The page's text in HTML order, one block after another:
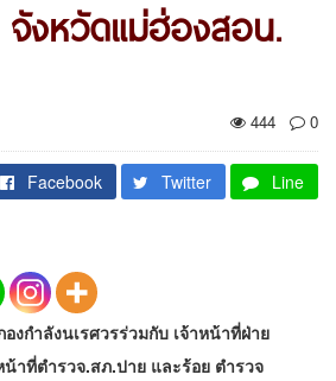
งหวัดแม่ฮ่องสอน.
444
0
Facebook Twitter Line
งกำลังนเรศวรร่วมกับ เจ้าหน้าที่ฝ่าย
น้าที่ตำรวจ.สภ.ปาย และร้อย ตำรวจ